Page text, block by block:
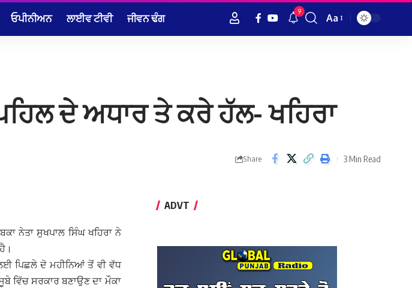
ਓਪੀਨੀਅਨ ਲਾਈਵ ਟੀਵੀ ਜੀਵਨ ਢੰਗ 9
Font
Aa
ਦੇ ਅਧਾਰ ਤੇ ਕਰੇ ਹੱਲ- ਖਹਿਰਾ
Share 3 Min Read
ਨੇਤਾ ਸੁਖਪਾਲ ਸਿੰਘ ਖਹਿਰਾ ਨੇ
ਪਿਛਲੇ ਦੋ ਮਹੀਨਿਆਂ ਤੋਂ ਵੀ ਵੱਧ
ਵਿੱਚ ਸਰਕਾਰ ਬਣਾਉਣ ਦਾ ਮੌਕਾ
ADVT